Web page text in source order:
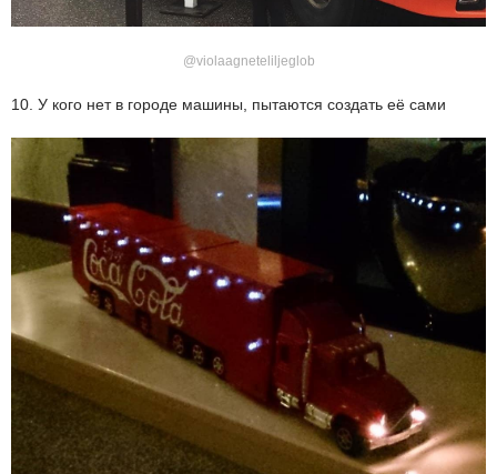
@violaagneteliljeglob
10. У кого нет в городе машины, пытаются создать её сами